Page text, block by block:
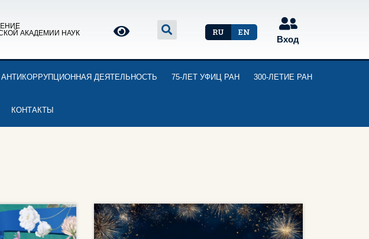
АКАДЕМИИ НАУК
RU EN
Вход
АНТИКОРРУПЦИОННАЯ ДЕЯТЕЛЬНОСТЬ 75-ЛЕТ УФИЦ РАН 300-ЛЕТИЕ РАН
КОНТАКТЫ